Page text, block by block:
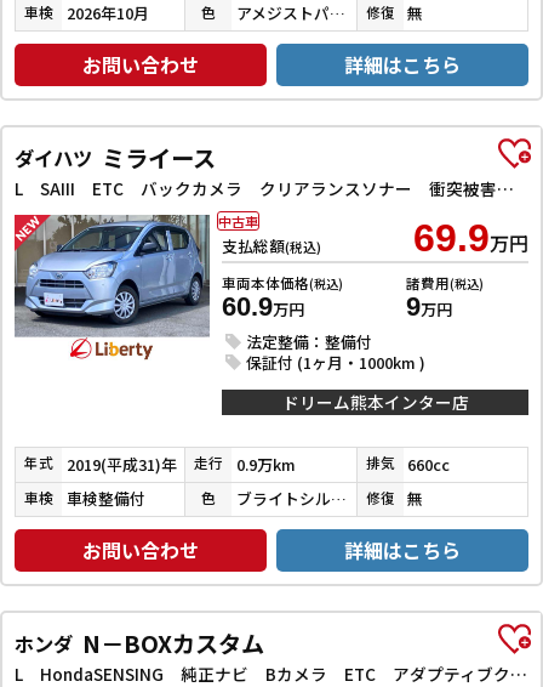
車検 2026年10月 色 アメジストパープルパールメタリック 修復 無
お問い合わせ 詳細はこちら
ダイハツ ミライース
L SAIII ETC バックカメラ クリアランスソナー 衝突被害軽減システム オートマチックハイビーム キーレスエントリー アイドリングストップ CVT ESC エアコン パワーウィンドウ
支払総額(税込) 69.9万円
車両本体価格(税込)
60.9万円
諸費用(税込)
9万円
法定整備：整備付
保証付 (1ヶ月・1000km )
中古車
ドリーム熊本インター店
年式 2019(平成31)年 走行 0.9万km 排気 660cc
車検 車検整備付 色 ブライトシルバーメタリック 修復 無
お問い合わせ 詳細はこちら
ホンダ N－BOXカスタム
L HondaSENSING 純正ナビ Bカメラ ETC アダプティブクルーズコントロール 左パワースライドドア 前席シートヒーター LEDヘッドライト フォグライト スマートキー プッシュスタート